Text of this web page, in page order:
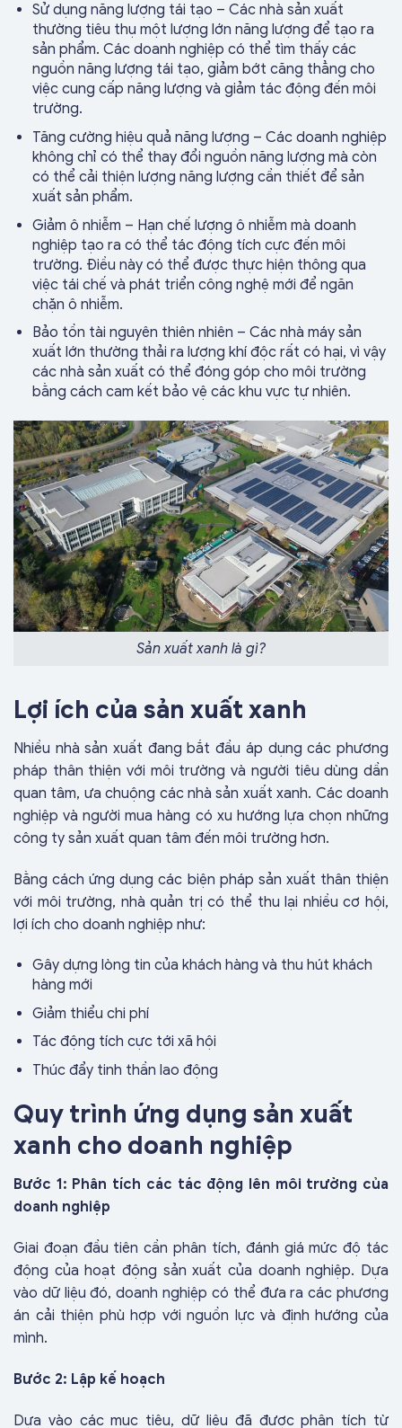
Sử dụng năng lượng tái tạo – Các nhà sản xuất
thường tiêu thụ một lượng lớn năng lượng để tạo ra
sản phẩm. Các doanh nghiệp có thể tìm thấy các
nguồn năng lượng tái tạo, giảm bớt căng thẳng cho
việc cung cấp năng lượng và giảm tác động đến môi
trường.
Tăng cường hiệu quả năng lượng – Các doanh nghiệp
không chỉ có thể thay đổi nguồn năng lượng mà còn
có thể cải thiện lượng năng lượng cần thiết để sản
xuất sản phẩm.
Giảm ô nhiễm – Hạn chế lượng ô nhiễm mà doanh
nghiệp tạo ra có thể tác động tích cực đến môi
trường. Điều này có thể được thực hiện thông qua
việc tái chế và phát triển công nghệ mới để ngăn
chặn ô nhiễm.
Bảo tồn tài nguyên thiên nhiên – Các nhà máy sản
xuất lớn thường thải ra lượng khí độc rất có hại, vì vậy
các nhà sản xuất có thể đóng góp cho môi trường
bằng cách cam kết bảo vệ các khu vực tự nhiên.
Sản xuất xanh là gì?
Lợi ích của sản xuất xanh
Nhiều nhà sản xuất đang bắt đầu áp dụng các phương
pháp thân thiện với môi trường và người tiêu dùng dần
quan tâm, ưa chuộng các nhà sản xuất xanh. Các doanh
nghiệp và người mua hàng có xu hướng lựa chọn những
công ty sản xuất quan tâm đến môi trường hơn.
Bằng cách ứng dụng các biện pháp sản xuất thân thiện
với môi trường, nhà quản trị có thể thu lại nhiều cơ hội,
lợi ích cho doanh nghiệp như:
Gây dựng lòng tin của khách hàng và thu hút khách
hàng mới
Giảm thiểu chi phí
Tác động tích cực tới xã hội
Thúc đẩy tinh thần lao động
Quy trình ứng dụng sản xuất
xanh cho doanh nghiệp
Bước 1: Phân tích các tác động lên môi trường của
doanh nghiệp
Giai đoạn đầu tiên cần phân tích, đánh giá mức độ tác
động của hoạt động sản xuất của doanh nghiệp. Dựa
vào dữ liệu đó, doanh nghiệp có thể đưa ra các phương
án cải thiện phù hợp với nguồn lực và định hướng của
mình.
Bước 2: Lập kế hoạch
Dựa vào các mục tiêu, dữ liệu đã được phân tích từ